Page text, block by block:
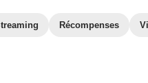
Récompenses